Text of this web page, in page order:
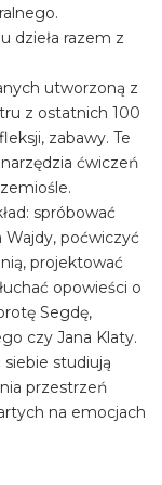
dzieła razem z
utworzoną z
z ostatnich 100
zabawy. Te
ćwiczeń
spróbować
poćwiczyć
projektować
opowieści o
Segdę,
czy Jana Klaty.
siebie studiują
przestrzeń
na emocjach